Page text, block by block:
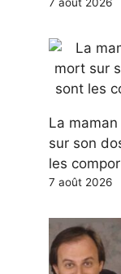
La
sur son
les
7 août 2026